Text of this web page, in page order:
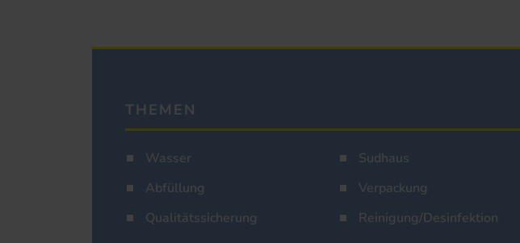
THEMEN
Wasser Sudhaus
Abfüllung
Verpackung
Qualitätssicherung
Reinigung/Desinfektion